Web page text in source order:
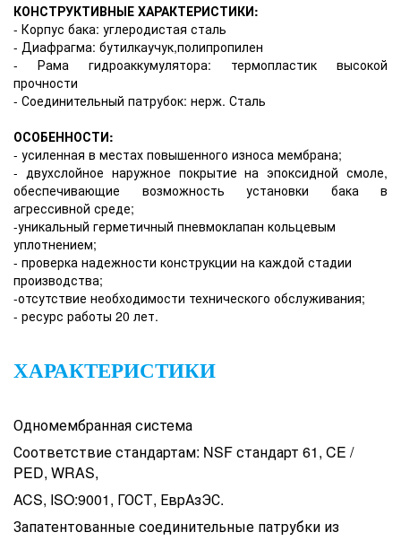
КОНСТРУКТИВНЫЕ ХАРАКТЕРИСТИКИ:
- Корпус бака: углеродистая сталь
- Диафрагма: бутилкаучук,полипропилен
- Рама гидроаккумулятора: термопластик высокой
прочности
- Соединительный патрубок: нерж. Сталь
ОСОБЕННОСТИ:
- усиленная в местах повышенного износа мембрана;
- двухслойное наружное покрытие на эпоксидной смоле,
обеспечивающие возможность установки бака в
агрессивной среде;
-уникальный герметичный пневмоклапан кольцевым
уплотнением;
- проверка надежности конструкции на каждой стадии
производства;
-отсутствие необходимости технического обслуживания;
- ресурс работы 20 лет.
ХАРАКТЕРИСТИКИ
Одномембранная система
Соответствие стандартам: NSF стандарт 61, CE /
PED, WRAS,
ACS, ISO:9001, ГОСТ, ЕврАзЭС.
Запатентованные соединительные патрубки из